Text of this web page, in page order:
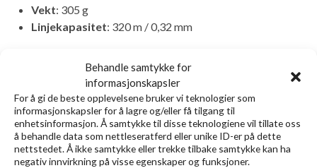
Behandle samtykke for
informasjonskapsler
For å gi de beste opplevelsene bruker vi teknologier som
informasjonskapsler for å lagre og/eller få tilgang til
enhetsinformasjon. Å samtykke til disse teknologiene vil tillate oss
å behandle data som nettleseratferd eller unike ID-er på dette
nettstedet. Å ikke samtykke eller trekke tilbake samtykke kan ha
negativ innvirkning på visse egenskaper og funksjoner.
Vekt: 305 g
Linjekapasitet: 320 m / 0,32 mm
Relaterte produkter